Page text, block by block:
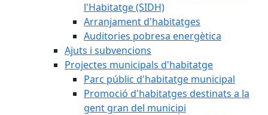
l'Habitatge (SIDH)
Arranjament d'habitatges
Auditories pobresa energètica
Ajuts i subvencions
Projectes municipals d'habitatge
Parc públic d'habitatge municipal
Promoció d'habitatges destinats a la
gent gran del municipi